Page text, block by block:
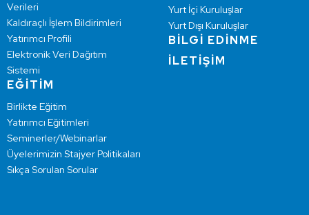
Verileri
Kaldıraçlı İşlem Bildirimleri
Yatırımcı Profili
Elektronik Veri Dağıtım
Sistemi
EĞİTİM
Birlikte Eğitim
Yatırımcı Eğitimleri
Seminerler/Webinarlar
Üyelerimizin Stajyer Politikaları
Sıkça Sorulan Sorular
Yurt İçi Kuruluşlar
Yurt Dışı Kuruluşlar
BİLGİ EDİNME
İLETİŞİM